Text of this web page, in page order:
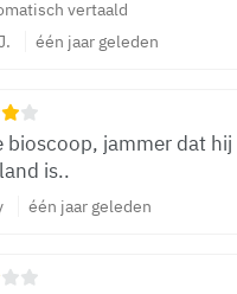
vertaald
één jaar geleden
bioscoop, jammer dat
is..
één jaar geleden